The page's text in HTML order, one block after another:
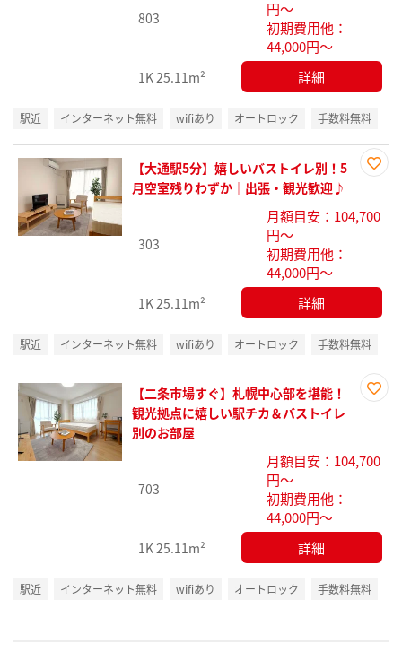
803
円～
初期費用他：
44,000円～
1K25.11m² 詳細
駅近 インターネット無料 wifiあり オートロック 手数料無料
り登
【大通駅5分】嬉しいバストイレ別！5
月空室残りわずか｜出張・観光歓迎♪
303
月額目安：104,700
円～
初期費用他：
44,000円～
1K25.11m² 詳細
駅近 インターネット無料 wifiあり オートロック 手数料無料
録
【二条市場すぐ】札幌中心部を堪能！
観光拠点に嬉しい駅チカ＆バストイレ
別のお部屋
703
月額目安：104,700
円～
初期費用他：
44,000円～
1K25.11m² 詳細
駅近 インターネット無料 wifiあり オートロック 手数料無料